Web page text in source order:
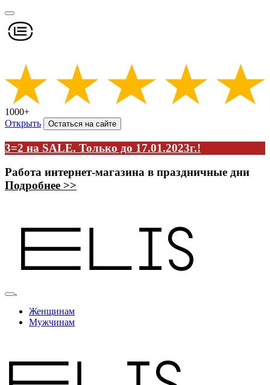
1000+
Открыть
Остаться на сайте
3=2 на SALE. Только до 17.01.2023г.!
Работа интернет-магазина в праздничные дни
Подробнее >>
Женщинам
Мужчинам